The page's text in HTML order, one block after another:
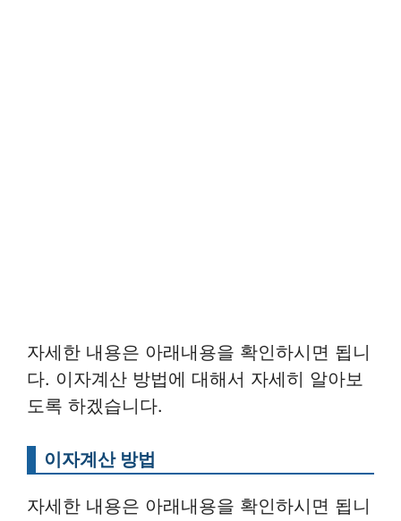
자세한 내용은 아래내용을 확인하시면 됩니
다. 이자계산 방법에 대해서 자세히 알아보
도록 하겠습니다.
이자계산 방법
자세한 내용은 아래내용을 확인하시면 됩니